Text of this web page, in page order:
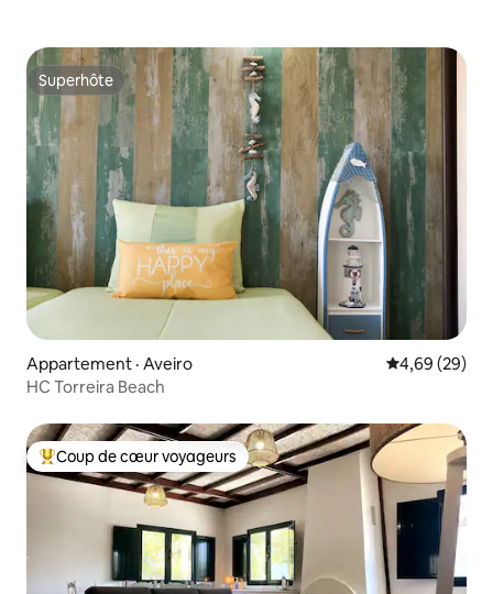
Superhôte
Superhôte
Appartement · Aveiro Note
4,69 (29)
HC Torreira Beach
Coup de cœur voyageurs parmi les plus aimés
Coup de cœur voyageurs